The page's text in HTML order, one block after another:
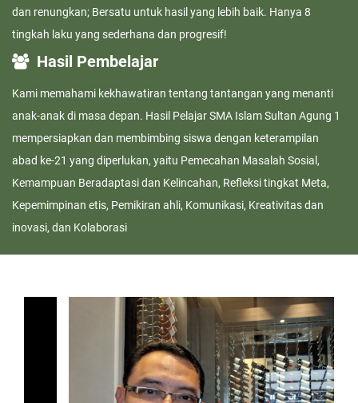
dan renungkan; Bersatu untuk hasil yang lebih baik. Hanya 8
tingkah laku yang sederhana dan progresif!
Hasil Pembelajar
Kami memahami kekhawatiran tentang tantangan yang menanti
anak-anak di masa depan. Hasil Pelajar SMA Islam Sultan Agung 1
mempersiapkan dan membimbing siswa dengan keterampilan
abad ke-21 yang diperlukan, yaitu Pemecahan Masalah Sosial,
Kemampuan Beradaptasi dan Kelincahan, Refleksi tingkat Meta,
Kepemimpinan etis, Pemikiran ahli, Komunikasi, Kreativitas dan
inovasi, dan Kolaborasi